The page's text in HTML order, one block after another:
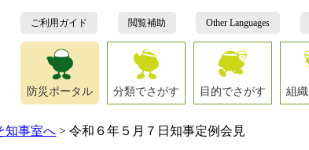
ご利用ガイド 閲覧補助 Other Languages
防災ポータル 分類でさがす 目的でさがす 組
知事室へ >令和６年５月７日知事定例会見